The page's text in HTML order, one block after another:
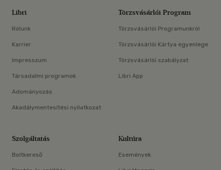
Libri
Rólunk
Karrier
Impresszum
Társadalmi programok
Adományozás
Akadálymentesítési nyilatkozat
Törzsvásárlói Program
Törzsvásárlói Programunkról
Törzsvásárlói Kártya egyenlege
Törzsvásárlói szabályzat
Libri App
Szolgáltatás
Boltkereső
Kultúra
Események